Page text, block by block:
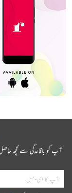
آپ کو باقاعدگی سے کچھ